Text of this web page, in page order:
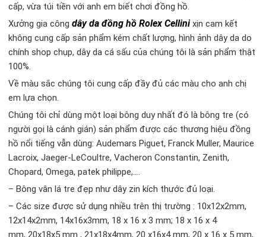
cấp, vừa túi tiền với anh em biết chơi đồng hồ.
Xưởng gia côngdây da đồng hồ Rolex Cellinixịn cam kết
không cung cấp sản phẩm kém chất lượng, hình ảnh dây da do
chính shop chụp, dây da cá sấu của chúng tôi là sản phẩm thật
100%.
Về màu sắc chúng tôi cung cấp đầy đủ các màu cho anh chị
em lựa chọn.
Chúng tôi chỉ dùng một loại bông duy nhất đó là bông tre (có
người gọi là cánh gián) sản phẩm được các thương hiệu đồng
hồ nổi tiếng vẫn dùng: Audemars Piguet, Franck Muller, Maurice
Lacroix, Jaeger-LeCoultre, Vacheron Constantin, Zenith,
Chopard, Omega, patek philippe,….
– Bông vân lá tre đẹp như dây zin kích thước đủ loại.
– Các size được sử dụng nhiều trên thị trường : 10x12x2mm,
12x14x2mm, 14x16x3mm, 18 x 16 x 3 mm; 18 x 16 x 4
mm, 20x18x5 mm , 21x18x4mm, 20 x16x4 mm, 20 x 16 x 5 mm,